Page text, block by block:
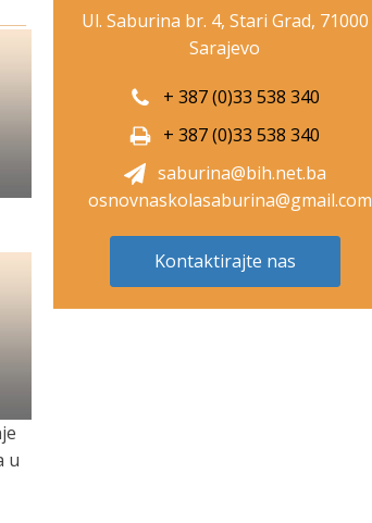
u
Ul. Saburina br. 4, Stari Grad, 71000
Sarajevo
+ 387 (0)33 538 340
+ 387 (0)33 538 340
saburina@bih.net.ba
osnovnaskolasaburina@gmail.com
Kontaktirajte nas